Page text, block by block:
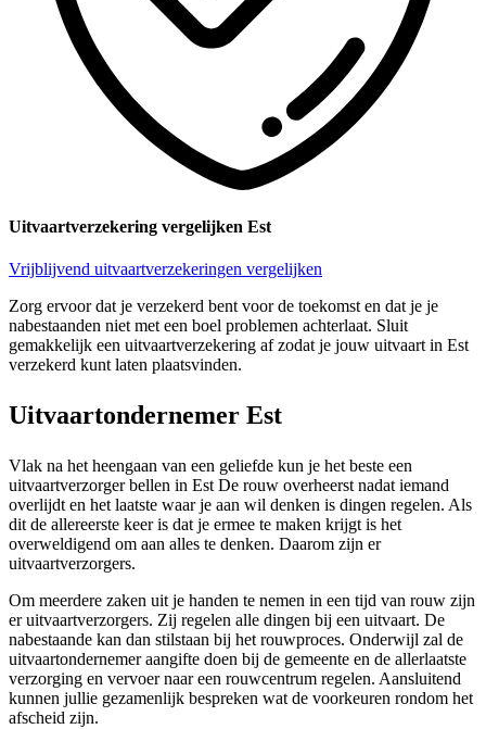
Uitvaartverzekering vergelijken Est
Vrijblijvend uitvaartverzekeringen vergelijken
Zorg ervoor dat je verzekerd bent voor de toekomst en dat je je
nabestaanden niet met een boel problemen achterlaat. Sluit
gemakkelijk een uitvaartverzekering af zodat je jouw uitvaart in Est
verzekerd kunt laten plaatsvinden.
Uitvaartondernemer Est
Vlak na het heengaan van een geliefde kun je het beste een
uitvaartverzorger bellen in Est De rouw overheerst nadat iemand
overlijdt en het laatste waar je aan wil denken is dingen regelen. Als
dit de allereerste keer is dat je ermee te maken krijgt is het
overweldigend om aan alles te denken. Daarom zijn er
uitvaartverzorgers.
Om meerdere zaken uit je handen te nemen in een tijd van rouw zijn
er uitvaartverzorgers. Zij regelen alle dingen bij een uitvaart. De
nabestaande kan dan stilstaan bij het rouwproces. Onderwijl zal de
uitvaartondernemer aangifte doen bij de gemeente en de allerlaatste
verzorging en vervoer naar een rouwcentrum regelen. Aansluitend
kunnen jullie gezamenlijk bespreken wat de voorkeuren rondom het
afscheid zijn.